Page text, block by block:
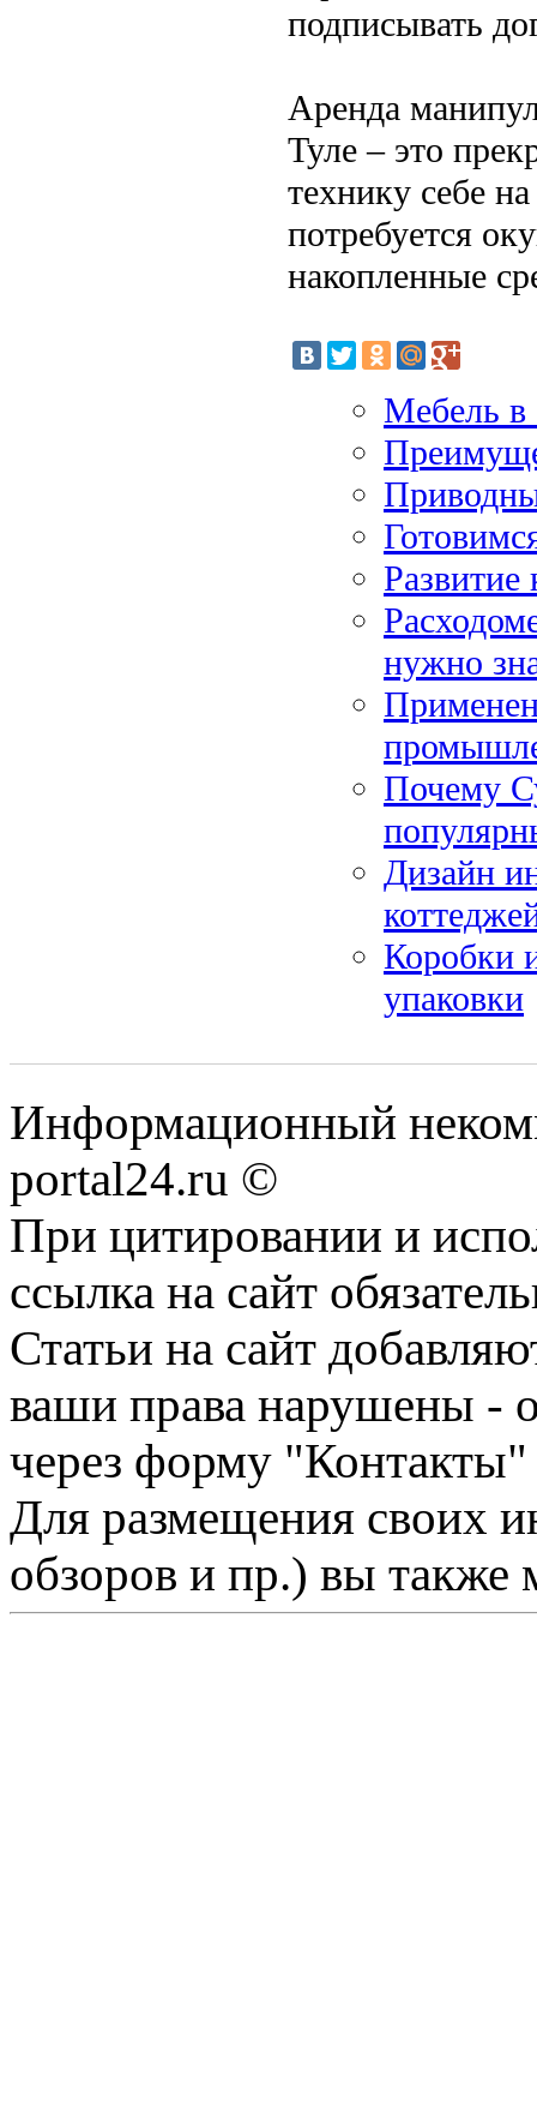
подписывать
Аренда
Туле – это
технику себе
потребуется
накопленные
Мебель в
Развитие
нужно
Почему
Дизайн
Коробки
упаковки
Информационный
portal24.ru ©
При цитировании и
ссылка на сайт
Статьи на сайт
ваши права нарушены -
через форму "Контакты"
Для размещения своих
обзоров и пр.) вы также